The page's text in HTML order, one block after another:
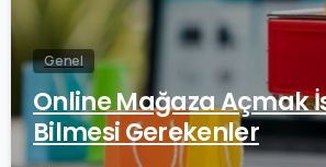
Genel
Online Mağaza Açmak
Bilmesi Gerekenler